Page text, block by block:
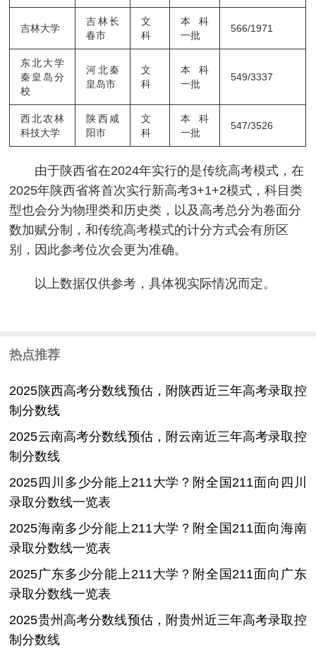
吉林大学
吉林长
春市
文
科
本科
一批
566/1971
东北大学
秦皇岛分
校
河北秦
皇岛市
文
科
本科
一批
549/3337
西北农林
科技大学
陕西咸
阳市
文
科
本科
一批
547/3526
由于陕西省在2024年实行的是传统高考模式，在
2025年陕西省将首次实行新高考3+1+2模式，科目类
型也会分为物理类和历史类，以及高考总分为卷面分
数加赋分制，和传统高考模式的计分方式会有所区
别，因此参考位次会更为准确。
以上数据仅供参考，具体视实际情况而定。
热点推荐
2025陕西高考分数线预估，附陕西近三年高考录取控
制分数线
2025云南高考分数线预估，附云南近三年高考录取控
制分数线
2025四川多少分能上211大学？附全国211面向四川
录取分数线一览表
2025海南多少分能上211大学？附全国211面向海南
录取分数线一览表
2025广东多少分能上211大学？附全国211面向广东
录取分数线一览表
2025贵州高考分数线预估，附贵州近三年高考录取控
制分数线